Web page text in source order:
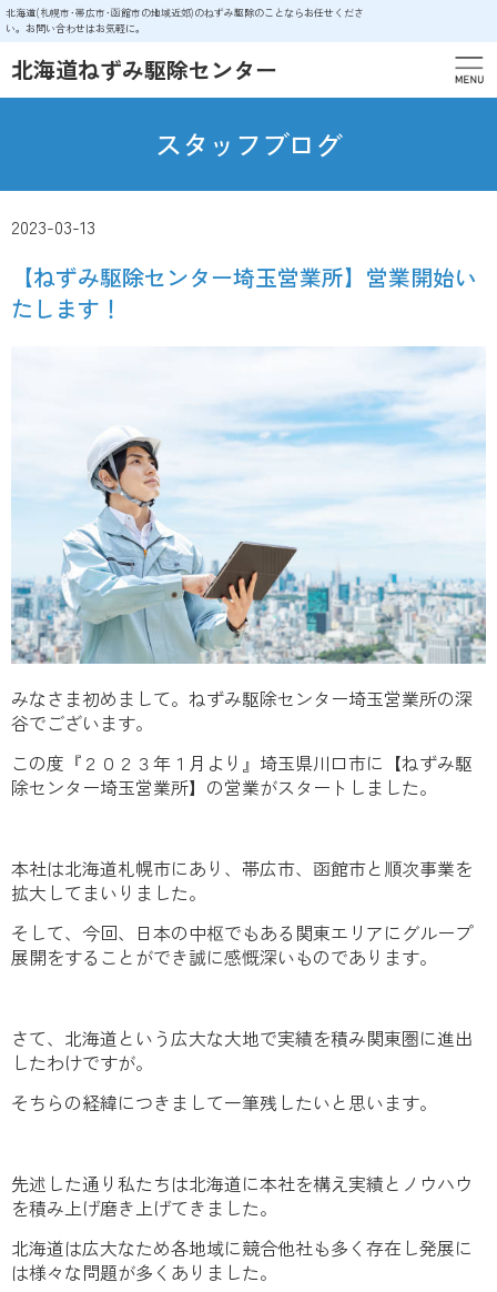
北海道(札幌市･帯広市･函館市の地域近郊)のねずみ駆除のことならお任せくださ
い。お問い合わせはお気軽に。
北海道ねずみ駆除センター
スタッフブログ
2023-03-13
【ねずみ駆除センター埼玉営業所】営業開始い
たします！
みなさま初めまして。ねずみ駆除センター埼玉営業所の深
谷でございます。
この度『２０２３年１月より』埼玉県川口市に【ねずみ駆
除センター埼玉営業所】の営業がスタートしました。
本社は北海道札幌市にあり、帯広市、函館市と順次事業を
拡大してまいりました。
そして、今回、日本の中枢でもある関東エリアにグループ
展開をすることができ誠に感慨深いものであります。
さて、北海道という広大な大地で実績を積み関東圏に進出
したわけですが。
そちらの経緯につきまして一筆残したいと思います。
先述した通り私たちは北海道に本社を構え実績とノウハウ
を積み上げ磨き上げてきました。
北海道は広大なため各地域に競合他社も多く存在し発展に
は様々な問題が多くありました。